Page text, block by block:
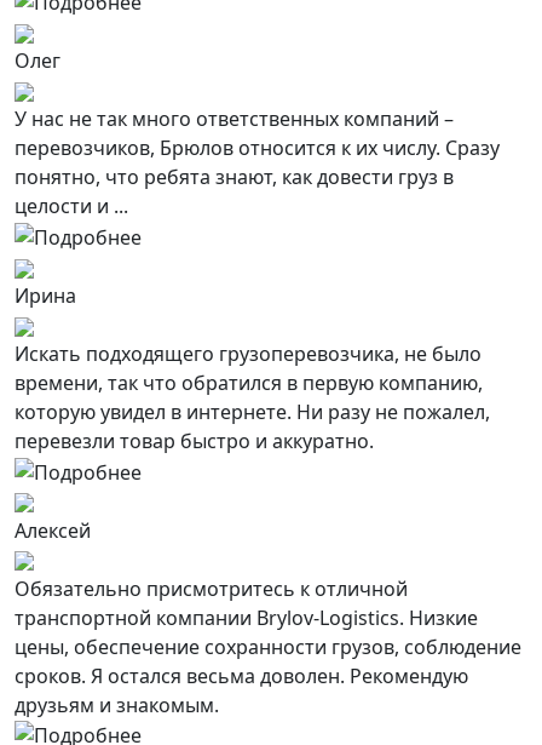
Олег
У нас не так много ответственных компаний –
перевозчиков, Брюлов относится к их числу. Сразу
понятно, что ребята знают, как довести груз в
целости и ...
Ирина
Искать подходящего грузоперевозчика, не было
времени, так что обратился в первую компанию,
которую увидел в интернете. Ни разу не пожалел,
перевезли товар быстро и аккуратно.
Алексей
Обязательно присмотритесь к отличной
транспортной компании Brylov-Logistics. Низкие
цены, обеспечение сохранности грузов, соблюдение
сроков. Я остался весьма доволен. Рекомендую
друзьям и знакомым.